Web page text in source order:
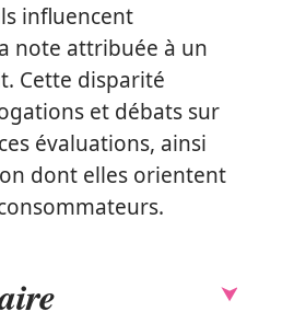
influencent
note attribuée à un
Cette disparité
et débats sur
évaluations, ainsi
dont elles orientent